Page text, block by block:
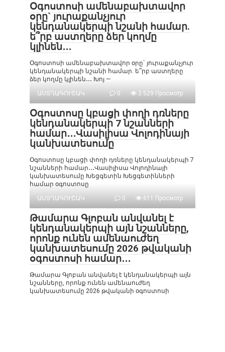
Օգոստոսի ամենաբախտավոր
օրը` յուրաքանչյուր
կենդանակերպի նշանի համար.
ե՞րբ աստղերը ձեր կողմը
կլինեն․․․
Օգոստոսի ամենաբախտավոր օրը` յուրաքանչյուր
կենդանակերպի նշանի համար. ե՞րբ աստղերը
ձեր կողմը կլինեն․․․ Խոյ —
ԱՍՏՂԱԳՈՒՇԱԿ
0 2 529 Просмотр
Օգոստոսը կբացի փողի դռները
կենդանակերպի 7 նշանների
համար․․․Վասիլիսա Վոլոդինայի
կանխատեսումը
Օգոստոսը կբացի փողի դռները կենդանակերպի 7
նշանների համար․․․Վասիլիսա Վոլոդինայի
կանխատեսումը Խեցգետին Խեցգետինների
համար օգոստոսը
ԱՍՏՂԱԳՈՒՇԱԿ
0 611 Просмотр
Թամարա Գլոբան անվանել է
կենդանակերպի այն նշանները,
որոնք ունեն ամենաուժեղ
կանխատեսումը 2026 թվականի
օգոստոսի համար․․․
Թամարա Գլոբան անվանել է կենդանակերպի այն
նշանները, որոնք ունեն ամենաուժեղ
կանխատեսումը 2026 թվականի օգոստոսի